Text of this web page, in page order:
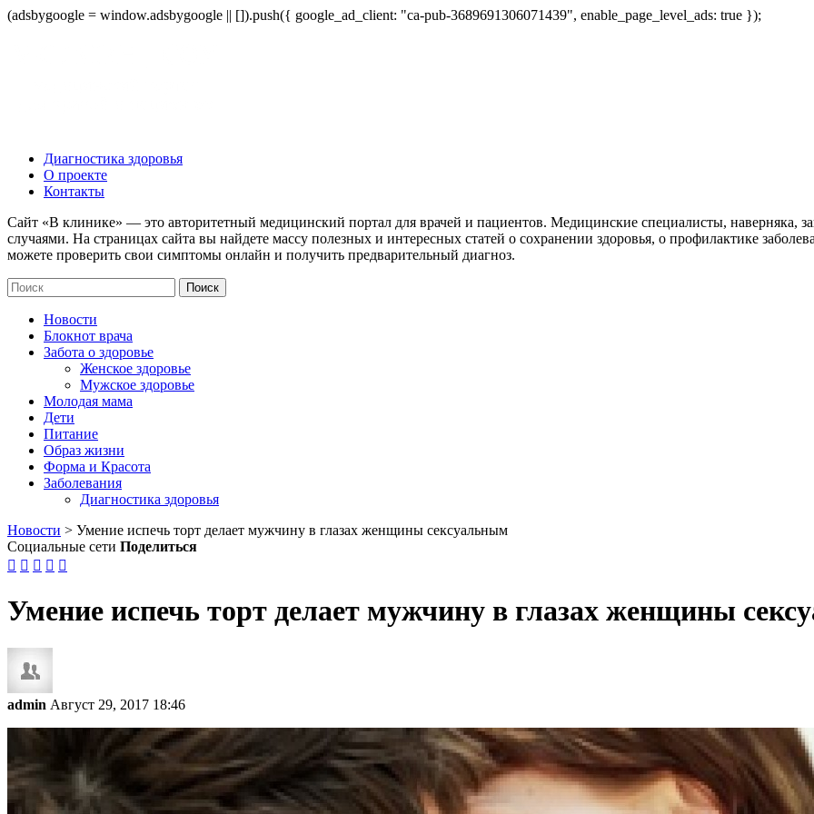
(adsbygoogle = window.adsbygoogle || []).push({ google_ad_client: "ca-pub-3689691306071439", enable_page_level_ads: true });
Диагностика здоровья
О проекте
Контакты
Сайт «В клинике» — это авторитетный медицинский портал для врачей и пациентов. Медицинские специалисты, наверняка,
случаями. На страницах сайта вы найдете массу полезных и интересных статей о сохранении здоровья, о профилактике
можете проверить свои симптомы онлайн и получить предварительный диагноз.
Новости
Блокнот врача
Забота о здоровье
Женское здоровье
Мужское здоровье
Молодая мама
Дети
Питание
Образ жизни
Форма и Красота
Заболевания
Диагностика здоровья
Новости > Умение испечь торт делает мужчину в глазах женщины сексуальным
Социальные сети Поделиться
    
Умение испечь торт делает мужчину в глазах женщины
admin Август 29, 2017 18:46